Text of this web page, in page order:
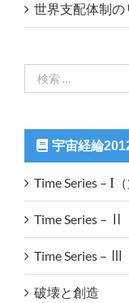
世界支配体制の
索
宇宙経綸
Time Series – I
Time Series – Ⅱ
Time Series – Ⅲ
破壊と創造